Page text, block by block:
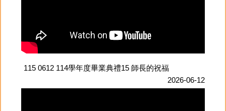
115 0612 114學年度畢業典禮15 師長的祝福
2026-06-12